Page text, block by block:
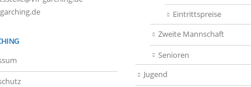
Eintrittspreise
Zweite Mannschaft
Senioren
Jugend